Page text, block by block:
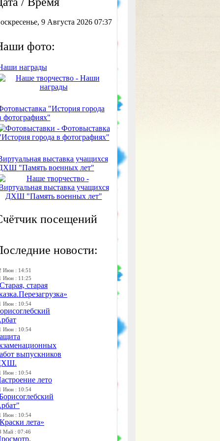
9 Августа 2026 07:37
фото:
награды
"История города
фотографиях"
выставка учащихся
"Память военных лет"
Счётчик посещений
Последние новости:
Июн : 14:51
Июн : 11:25
старая
Июн : 10:54
Июн : 10:54
выпускников
Июн : 10:54
лето
Июн : 10:54
Июн : 10:54
лета»
Май : 07:46